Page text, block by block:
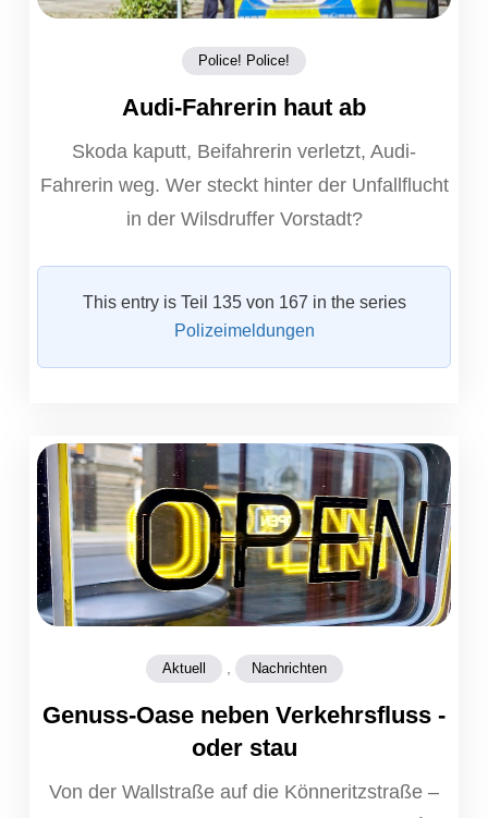
Police! Police!
Audi-Fahrerin haut ab
Skoda kaputt, Beifahrerin verletzt, Audi-
Fahrerin weg. Wer steckt hinter der Unfallflucht
in der Wilsdruffer Vorstadt?
This entry is Teil 135 von 167 in the series
Polizeimeldungen
Aktuell , Nachrichten
Genuss-Oase neben Verkehrsfluss -
oder stau
Von der Wallstraße auf die Könneritzstraße –